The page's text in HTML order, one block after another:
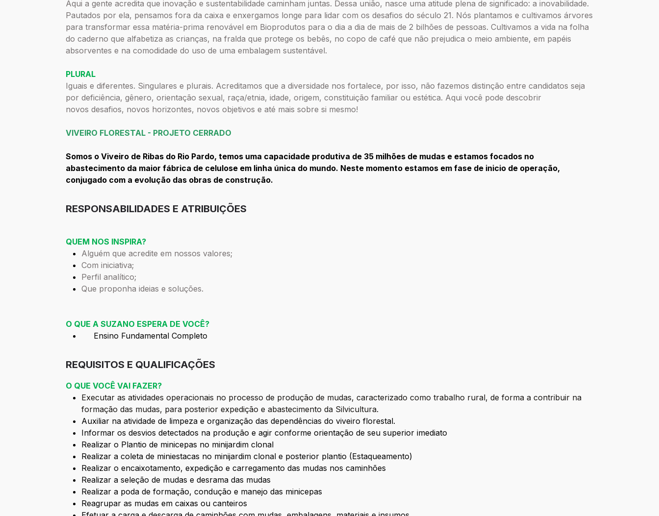
Aqui a gente acredita que inovação e sustentabilidade caminham juntas. Dessa união, nasce uma atitude plena de significado: a inovabilidade.
Pautados por ela, pensamos fora da caixa e enxergamos longe para lidar com os desafios do século 21. Nós plantamos e cultivamos árvores
para transformar essa matéria-prima renovável em Bioprodutos para o dia a dia de mais de 2 bilhões de pessoas. Cultivamos a vida na folha
do caderno que alfabetiza as crianças, na fralda que protege os bebês, no copo de café que não prejudica o meio ambiente, em papéis
absorventes e na comodidade do uso de uma embalagem sustentável.
PLURAL
Iguais e diferentes. Singulares e plurais. Acreditamos que a diversidade nos fortalece, por isso, não fazemos distinção entre candidatos seja
por deficiência, gênero, orientação sexual, raça/etnia, idade, origem, constituição familiar ou estética. Aqui você pode descobrir
novos desafios, novos horizontes, novos objetivos e até mais sobre si mesmo!
VIVEIRO FLORESTAL - PROJETO CERRADO
Somos o Viveiro de Ribas do Rio Pardo, temos uma capacidade produtiva de 35 milhões de mudas e estamos focados no
abastecimento da maior fábrica de celulose em linha única do mundo. Neste momento estamos em fase de inicio de operação,
conjugado com a evolução das obras de construção.
RESPONSABILIDADES E ATRIBUIÇÕES
QUEM NOS INSPIRA?
Alguém que acredite em nossos valores;
Com iniciativa;
Perfil analítico;
Que proponha ideias e soluções.
O QUE A SUZANO ESPERA DE VOCÊ?
Ensino Fundamental Completo
REQUISITOS E QUALIFICAÇÕES
O QUE VOCÊ VAI FAZER?
Executar as atividades operacionais no processo de produção de mudas, caracterizado como trabalho rural, de forma a contribuir na
formação das mudas, para posterior expedição e abastecimento da Silvicultura.
Auxiliar na atividade de limpeza e organização das dependências do viveiro florestal.
Informar os desvios detectados na produção e agir conforme orientação de seu superior imediato
Realizar o Plantio de minicepas no minijardim clonal
Realizar a coleta de miniestacas no minijardim clonal e posterior plantio (Estaqueamento)
Realizar o encaixotamento, expedição e carregamento das mudas nos caminhões
Realizar a seleção de mudas e desrama das mudas
Realizar a poda de formação, condução e manejo das minicepas
Reagrupar as mudas em caixas ou canteiros